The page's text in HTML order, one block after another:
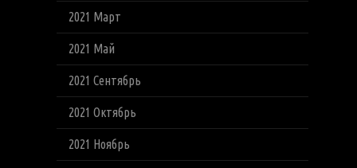
2021 Март
2021 Май
2021 Сентябрь
2021 Октябрь
2021 Ноябрь